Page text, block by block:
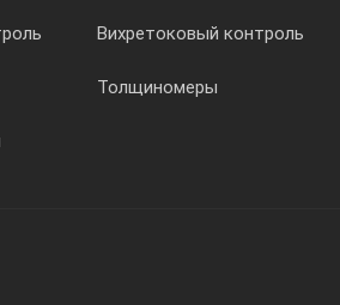
Вихретоковый контроль
Толщиномеры